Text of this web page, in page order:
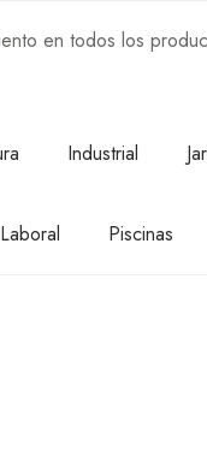
en todos los
Industrial
Piscinas